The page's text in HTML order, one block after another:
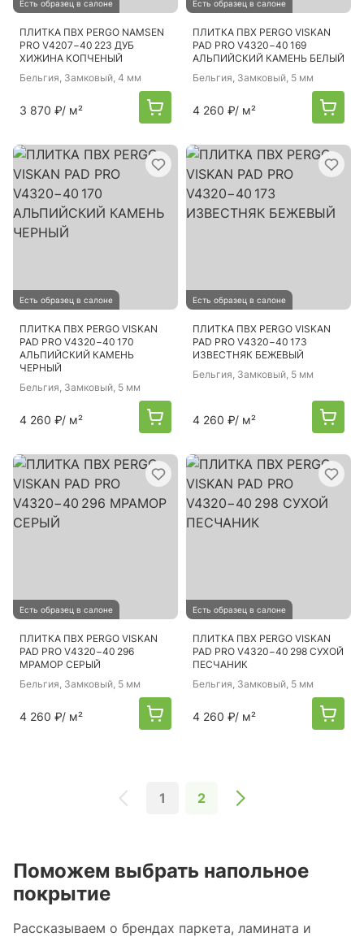
Есть образец в салоне
ПЛИТКА ПВХ PERGO NAMSEN
PRO V4207−40 223 ДУБ
ХИЖИНА КОПЧЕНЫЙ
Бельгия, Замковый, 4 мм
3 870 ₽/ м²
Есть образец в салоне
ПЛИТКА ПВХ PERGO VISKAN
PAD PRO V4320−40 169
АЛЬПИЙСКИЙ КАМЕНЬ БЕЛЫЙ
Бельгия, Замковый, 5 мм
4 260 ₽/ м²
Есть образец в салоне
ПЛИТКА ПВХ PERGO VISKAN
PAD PRO V4320−40 170
АЛЬПИЙСКИЙ КАМЕНЬ
ЧЕРНЫЙ
Бельгия, Замковый, 5 мм
4 260 ₽/ м²
Есть образец в салоне
ПЛИТКА ПВХ PERGO VISKAN
PAD PRO V4320−40 173
ИЗВЕСТНЯК БЕЖЕВЫЙ
Бельгия, Замковый, 5 мм
4 260 ₽/ м²
Есть образец в салоне
ПЛИТКА ПВХ PERGO VISKAN
PAD PRO V4320−40 296
МРАМОР СЕРЫЙ
Бельгия, Замковый, 5 мм
4 260 ₽/ м²
Есть образец в салоне
ПЛИТКА ПВХ PERGO VISKAN
PAD PRO V4320−40 298 СУХОЙ
ПЕСЧАНИК
Бельгия, Замковый, 5 мм
4 260 ₽/ м²
1 2
Поможем выбрать напольное
покрытие
Рассказываем о брендах паркета, ламината и